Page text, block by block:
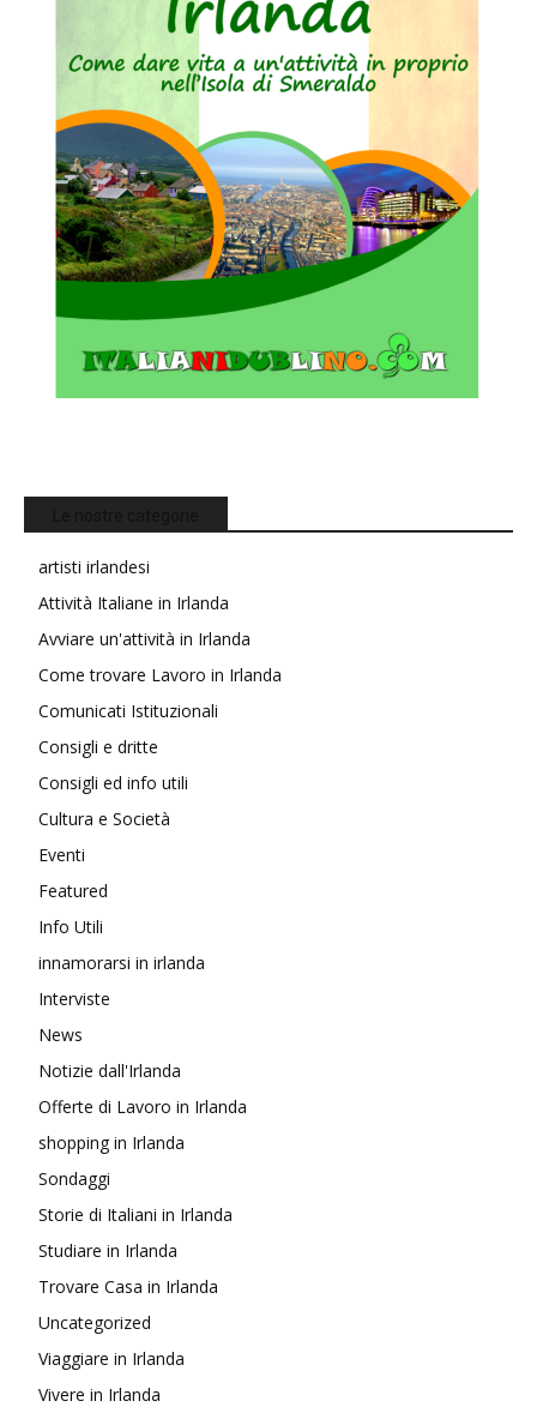
artisti irlandesi
Attività Italiane in Irlanda
Avviare un'attività in Irlanda
Come trovare Lavoro in Irlanda
Comunicati Istituzionali
Consigli e dritte
Consigli ed info utili
Cultura e Società
Eventi
Featured
Info Utili
innamorarsi in irlanda
Interviste
News
Notizie dall'Irlanda
Offerte di Lavoro in Irlanda
shopping in Irlanda
Sondaggi
Storie di Italiani in Irlanda
Studiare in Irlanda
Trovare Casa in Irlanda
Uncategorized
Viaggiare in Irlanda
Vivere in Irlanda